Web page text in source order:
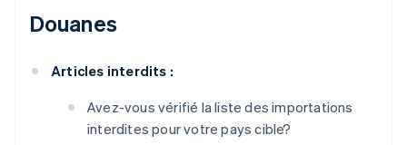
Douanes
Articles interdits :
Avez-vous vérifié la liste des importations
interdites pour votre pays cible?